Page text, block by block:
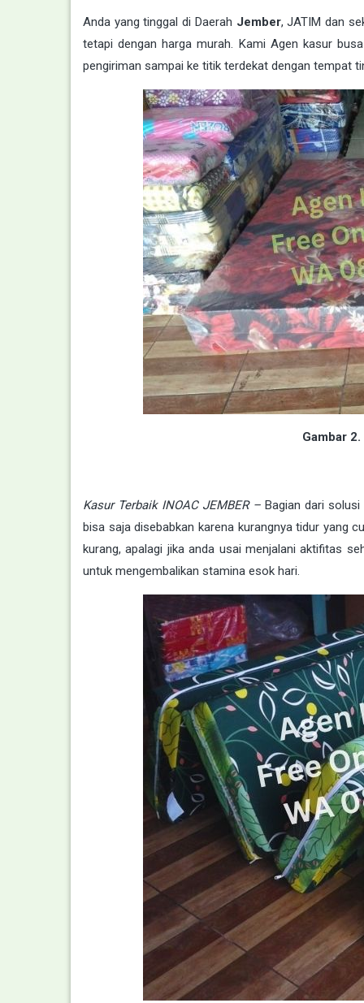
Anda yang tinggal di Daerah Jember, JATIM dan
tetapi dengan harga murah. Kami Agen kasur
pengiriman sampai ke titik terdekat dengan tempat
Gambar
Kasur Terbaik INOAC JEMBER – Bagian dari
bisa saja disebabkan karena kurangnya tidur yang
kurang, apalagi jika anda usai menjalani aktifitas
untuk mengembalikan stamina esok hari.